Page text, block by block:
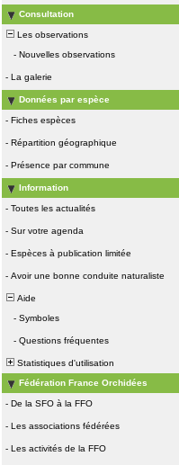
Consultation
Les observations
- Nouvelles observations
- La galerie
Données par espèce
- Fiches espèces
- Répartition géographique
- Présence par commune
Information
- Toutes les actualités
- Sur votre agenda
- Espèces à publication limitée
- Avoir une bonne conduite naturaliste
Aide
- Symboles
- Questions fréquentes
Statistiques d'utilisation
Fédération France Orchidées
- De la SFO à la FFO
- Les associations fédérées
- Les activités de la FFO